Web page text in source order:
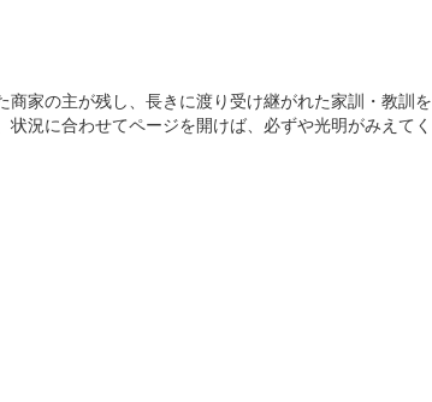
家の主が残し、長きに渡り受け継がれた家訓・教訓を
況に合わせてページを開けば、必ずや光明がみえてく